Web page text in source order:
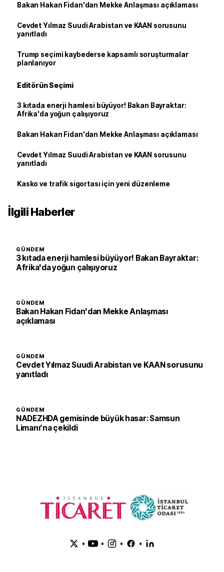
Bakan Hakan Fidan'dan Mekke Anlaşması açıklaması
Cevdet Yılmaz Suudi Arabistan ve KAAN sorusunu
yanıtladı
Trump seçimi kaybederse kapsamlı soruşturmalar
planlanıyor
Editörün Seçimi
3 kıtada enerji hamlesi büyüyor! Bakan Bayraktar:
Afrika'da yoğun çalışıyoruz
Bakan Hakan Fidan'dan Mekke Anlaşması açıklaması
Cevdet Yılmaz Suudi Arabistan ve KAAN sorusunu
yanıtladı
Kasko ve trafik sigortası için yeni düzenleme
İlgili Haberler
GÜNDEM
3 kıtada enerji hamlesi büyüyor! Bakan Bayraktar:
Afrika'da yoğun çalışıyoruz
GÜNDEM
Bakan Hakan Fidan'dan Mekke Anlaşması
açıklaması
GÜNDEM
Cevdet Yılmaz Suudi Arabistan ve KAAN sorusunu
yanıtladı
GÜNDEM
NADEZHDA gemisinde büyük hasar: Samsun
Limanı’na çekildi
• • • •